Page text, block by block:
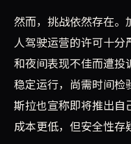
然而，挑战依然存在。
人驾驶运营的许可十
和夜间表现不佳而遭
稳定运行，尚需时间检
斯拉也宣称即将推出
成本更低，但安全性存